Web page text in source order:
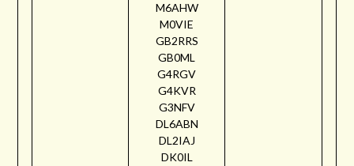
M6AHW
M0VIE
GB2RRS
GB0ML
G4RGV
G4KVR
G3NFV
DL6ABN
DL2IAJ
DK0IL